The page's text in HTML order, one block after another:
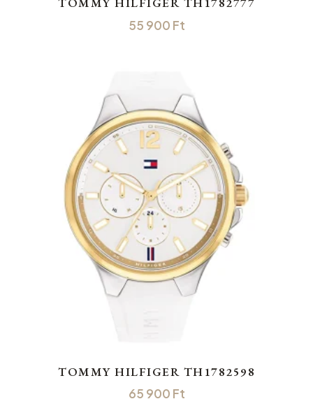
TOMMY HILFIGER TH1782777
55 900 Ft
TOMMY HILFIGER TH1782598
65 900 Ft